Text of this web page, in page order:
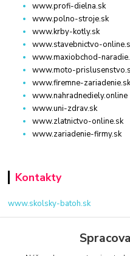
www.profi-dielna.sk
www.polno-stroje.sk
www.krby-kotly.sk
www.stavebnictvo-
www.maxiobchod-
www.moto-
www.firemne-
www.nahradnediely.online
www.uni-zdrav.sk
www.zlatnictvo-online.sk
www.zariadenie-firmy.sk
Kontakty
www.skolsky-batoh.sk
+421 940 949 000